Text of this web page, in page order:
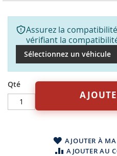
Assurez la
vérifiant la
Sélectionnez un véhicule
Qté
AJOUTER À MA
AJOUTER AU